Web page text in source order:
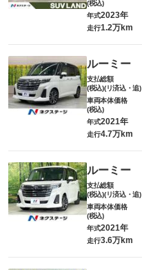
(税込)
年式2023年
走行1.2万km
ルーミー
支払総額
(税込)(リ済込・追)
車両本体価格
(税込)
年式2021年
走行4.7万km
ルーミー
支払総額
(税込)(リ済込・追)
車両本体価格
(税込)
年式2021年
走行3.6万km